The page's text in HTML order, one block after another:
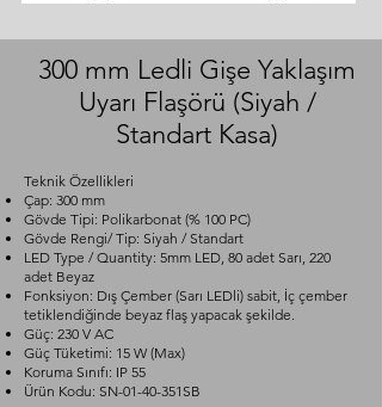
300 mm Ledli Gişe Yaklaşım
Uyarı Flaşörü (Siyah /
Standart Kasa)
Teknik Özellikleri​
Çap: 300 mm
Gövde Tipi: Polikarbonat (% 100 PC)
Gövde Rengi/ Tip: Siyah / Standart
LED Type / Quantity: 5mm LED, 80 adet Sarı, 220
adet Beyaz
Fonksiyon: Dış Çember (Sarı LEDli) sabit, İç çember
tetiklendiğinde beyaz flaş yapacak şekilde.
Güç: 230 V AC
Güç Tüketimi: 15 W (Max)
Koruma Sınıfı: IP 55
Ürün Kodu: SN-01-40-351SB